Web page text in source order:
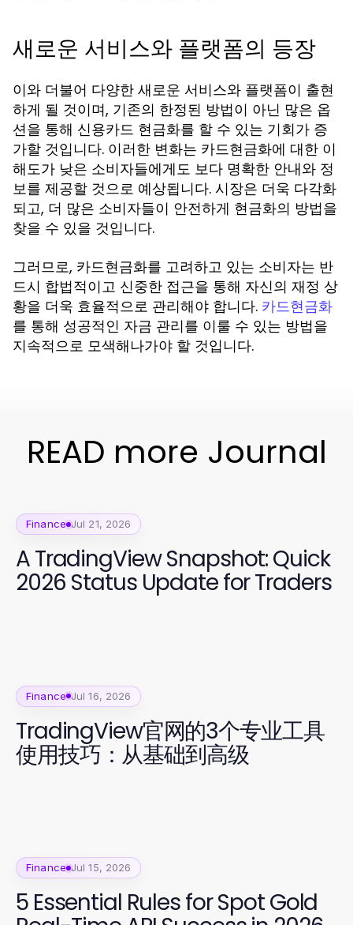
새로운 서비스와 플랫폼의 등장
이와 더불어 다양한 새로운 서비스와 플랫폼이 출현
하게 될 것이며, 기존의 한정된 방법이 아닌 많은 옵
션을 통해 신용카드 현금화를 할 수 있는 기회가 증
가할 것입니다. 이러한 변화는 카드현금화에 대한 이
해도가 낮은 소비자들에게도 보다 명확한 안내와 정
보를 제공할 것으로 예상됩니다. 시장은 더욱 다각화
되고, 더 많은 소비자들이 안전하게 현금화의 방법을
찾을 수 있을 것입니다.
그러므로, 카드현금화를 고려하고 있는 소비자는 반
드시 합법적이고 신중한 접근을 통해 자신의 재정 상
황을 더욱 효율적으로 관리해야 합니다. 카드현금화
를 통해 성공적인 자금 관리를 이룰 수 있는 방법을
지속적으로 모색해나가야 할 것입니다.
READ more Journal
Finance Jul 21, 2026
A TradingView Snapshot: Quick
2026 Status Update for Traders
Finance Jul 16, 2026
TradingView官网的3个专业工具
使用技巧：从基础到高级
Finance Jul 15, 2026
5 Essential Rules for Spot Gold